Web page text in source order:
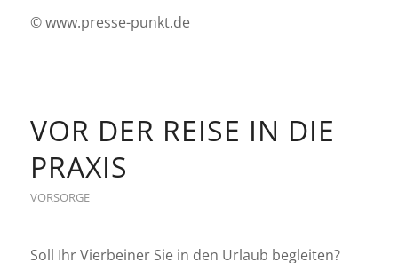
© www.presse-punkt.de
VOR DER REISE IN DIE
PRAXIS
VORSORGE
Soll Ihr Vierbeiner Sie in den Urlaub begleiten?